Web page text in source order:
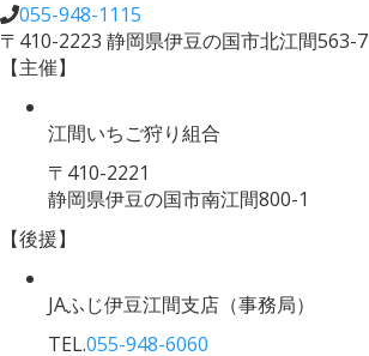
055-948-1115
〒410-2223 静岡県伊豆の国市北江間563-7
【主催】
江間いちご狩り組合
〒410-2221
静岡県伊豆の国市南江間800-1
【後援】
JAふじ伊豆江間支店 （事務局）
TEL.055-948-6060